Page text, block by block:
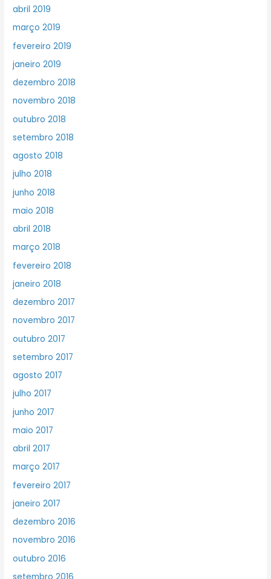
abril 2019
março 2019
fevereiro 2019
janeiro 2019
dezembro 2018
novembro 2018
outubro 2018
setembro 2018
agosto 2018
julho 2018
junho 2018
maio 2018
abril 2018
março 2018
fevereiro 2018
janeiro 2018
dezembro 2017
novembro 2017
outubro 2017
setembro 2017
agosto 2017
julho 2017
junho 2017
maio 2017
abril 2017
março 2017
fevereiro 2017
janeiro 2017
dezembro 2016
novembro 2016
outubro 2016